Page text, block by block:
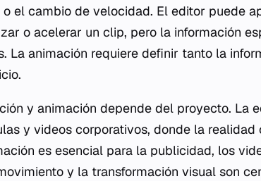
el cambio de velocidad. El editor puede
o acelerar un clip, pero la información
La animación requiere definir tanto la
y animación depende del proyecto. La
y videos corporativos, donde la realidad
es esencial para la publicidad, los
y la transformación visual son